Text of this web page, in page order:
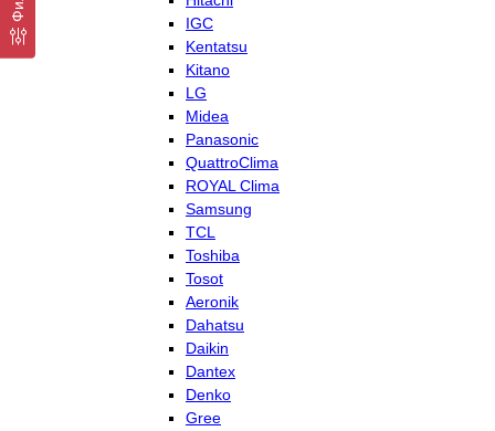
IGC
Kentatsu
Kitano
LG
Midea
Panasonic
QuattroClima
ROYAL Clima
Samsung
TCL
Toshiba
Tosot
Aeronik
Dahatsu
Daikin
Dantex
Denko
Gree